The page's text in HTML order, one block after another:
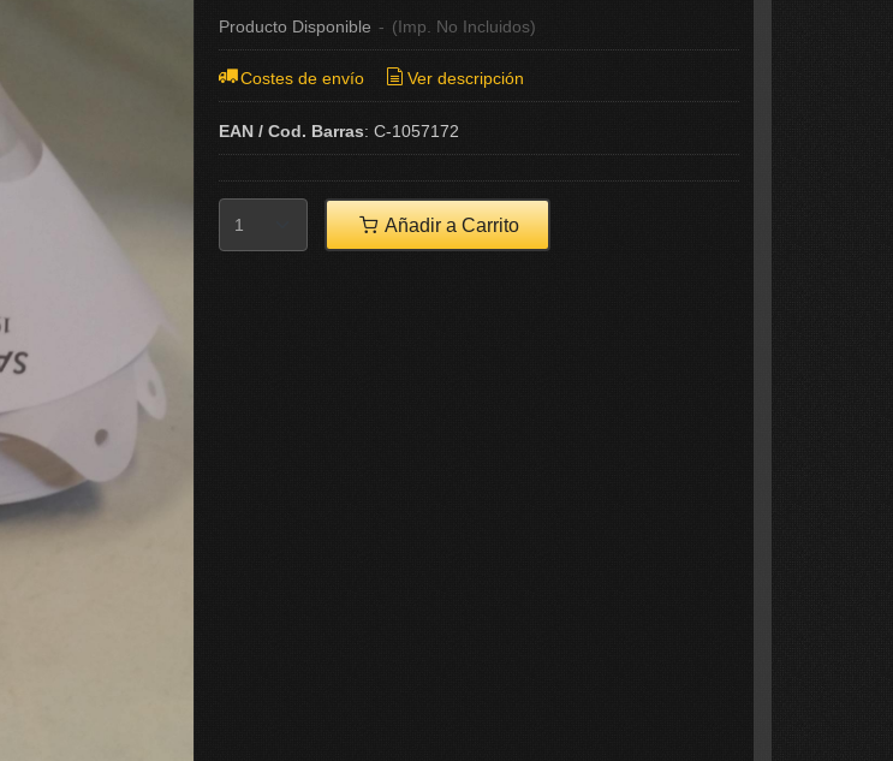
Producto Disponible - (Imp. No Incluidos)
Costes de envío Ver descripción
EAN / Cod. Barras: C-1057172
Añadir a Carrito